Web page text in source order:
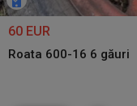
60 EUR
Roata 600-16 6 găuri